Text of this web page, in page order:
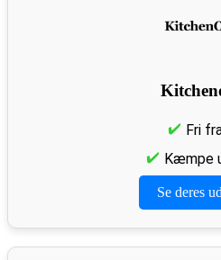
Fri
Kæmpe
Se deres